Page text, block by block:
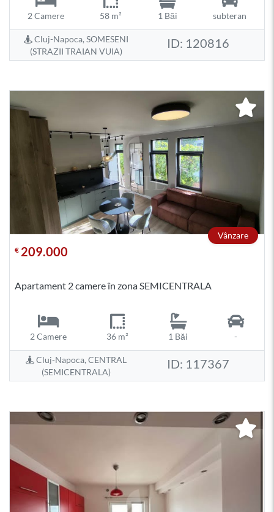
2 Camere 58 m² 1 Băi subteran
Cluj-Napoca, SOMESENI
(STRAZII TRAIAN VUIA)
ID: 120816
Vânzare
€ 209.000
Apartament 2 camere în zona SEMICENTRALA
2 Camere 36 m² 1 Băi -
Cluj-Napoca, CENTRAL
(SEMICENTRALA)
ID: 117367